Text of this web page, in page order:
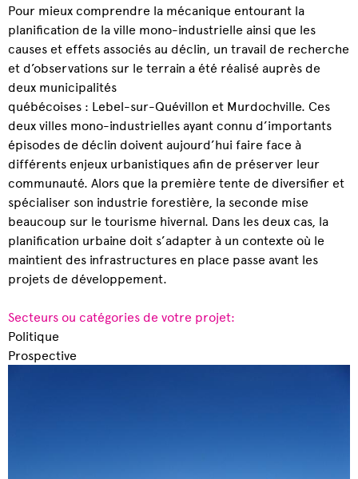
Pour mieux comprendre la mécanique entourant la
planification de la ville mono-industrielle ainsi que les
causes et effets associés au déclin, un travail de recherche
et d’observations sur le terrain a été réalisé auprès de
deux municipalités
québécoises : Lebel-sur-Quévillon et Murdochville. Ces
deux villes mono-industrielles ayant connu d’importants
épisodes de déclin doivent aujourd’hui faire face à
différents enjeux urbanistiques afin de préserver leur
communauté. Alors que la première tente de diversifier et
spécialiser son industrie forestière, la seconde mise
beaucoup sur le tourisme hivernal. Dans les deux cas, la
planification urbaine doit s’adapter à un contexte où le
maintient des infrastructures en place passe avant les
projets de développement.
Secteurs ou catégories de votre projet:
Politique
Prospective